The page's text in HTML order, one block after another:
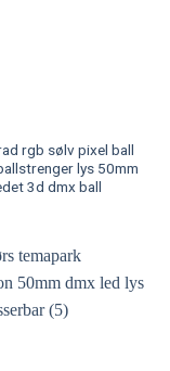
rgb sølv pixel ball
lys 50mm
3d dmx ball